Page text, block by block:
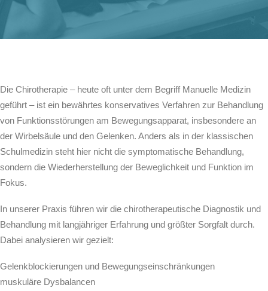
Die Chirotherapie – heute oft unter dem Begriff Manuelle Medizin
geführt – ist ein bewährtes konservatives Verfahren zur Behandlung
von Funktionsstörungen am Bewegungsapparat, insbesondere an
der Wirbelsäule und den Gelenken. Anders als in der klassischen
Schulmedizin steht hier nicht die symptomatische Behandlung,
sondern die Wiederherstellung der Beweglichkeit und Funktion im
Fokus.
In unserer Praxis führen wir die chirotherapeutische Diagnostik und
Behandlung mit langjähriger Erfahrung und größter Sorgfalt durch.
Dabei analysieren wir gezielt:
Gelenkblockierungen und Bewegungseinschränkungen
muskuläre Dysbalancen